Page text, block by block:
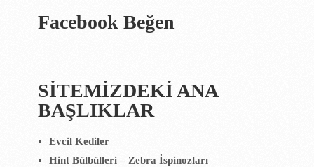
Facebook Beğen
SİTEMİZDEKİ ANA
BAŞLIKLAR
Evcil Kediler
Hint Bülbülleri – Zebra İspinozları